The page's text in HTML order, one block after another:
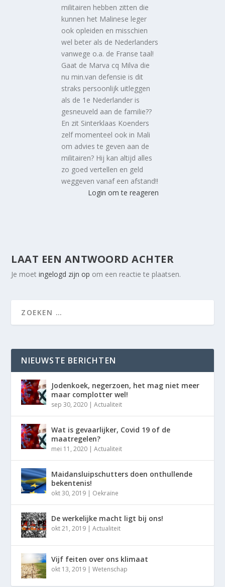
militairen hebben zitten die
kunnen het Malinese leger
ook opleiden en misschien
wel beter als de Nederlanders
vanwege o.a. de Franse taal!
Gaat de Marva cq Milva die
nu min.van defensie is dit
straks persoonlijk uitleggen
als de 1e Nederlander is
gesneuveld aan de familie??
En zit Sinterklaas Koenders
zelf momenteel ook in Mali
om advies te geven aan de
militairen? Hij kan altijd alles
zo goed vertellen en geld
weggeven vanaf een afstand!!
Login om te reageren
LAAT EEN ANTWOORD ACHTER
Je moetingelogd zijn op om een reactie te plaatsen.
NIEUWSTE BERICHTEN
Jodenkoek, negerzoen, het mag niet meer
maar complotter wel!
sep 30, 2020 |Actualiteit
Wat is gevaarlijker, Covid 19 of de
maatregelen?
mei 11, 2020 |Actualiteit
Maidansluipschutters doen onthullende
bekentenis!
okt 30, 2019 | Oekraïne
De werkelijke macht ligt bij ons!
okt 21, 2019 |Actualiteit
Vijf feiten over ons klimaat
okt 13, 2019 |Wetenschap